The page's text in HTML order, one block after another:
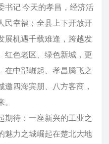
记 今天的孝昌，经济活
民幸福；全县上下开放开
展机遇千载难逢，跨越发
红色老区、绿色新城，更
在中部崛起、孝昌腾飞之
四海宾朋、八方客商，
待：一座新兴的工业之
魅力之城崛起在楚北大地